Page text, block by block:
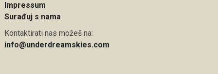
Impressum
Surađuj s nama
Kontaktirati nas možeš na:
info@underdreamskies.com